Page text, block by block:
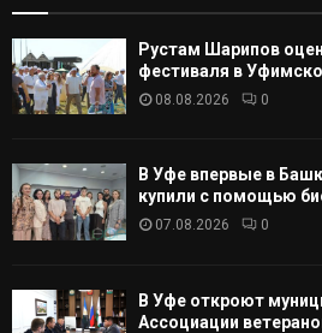
Рустам Шарипов
фестиваля в
08.08.2026 0
В Уфе впервые в
купили с помощью
07.08.2026 0
В Уфе откроют
Ассоциации